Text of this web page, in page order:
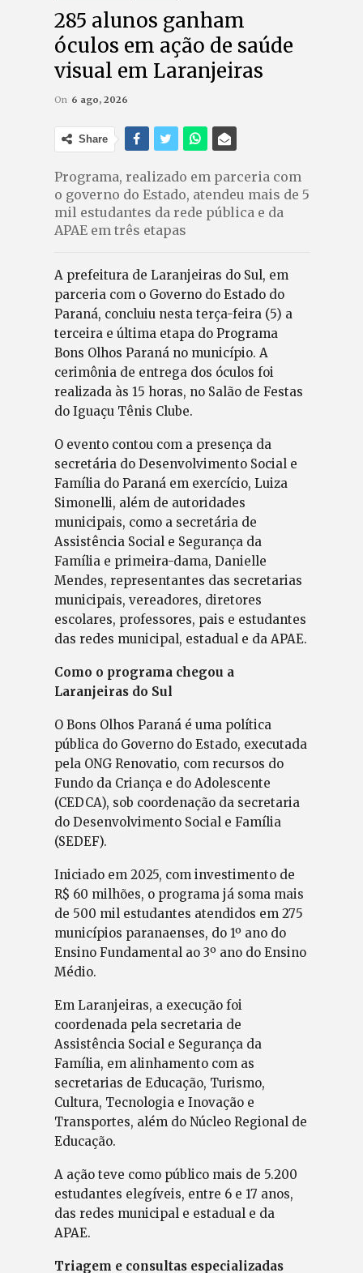
285 alunos ganham
óculos em ação de saúde
visual em Laranjeiras
On 6 ago, 2026
Share
Programa, realizado em parceria com
o governo do Estado, atendeu mais de 5
mil estudantes da rede pública e da
APAE em três etapas
A prefeitura de Laranjeiras do Sul, em
parceria com o Governo do Estado do
Paraná, concluiu nesta terça-feira (5) a
terceira e última etapa do Programa
Bons Olhos Paraná no município. A
cerimônia de entrega dos óculos foi
realizada às 15 horas, no Salão de Festas
do Iguaçu Tênis Clube.
O evento contou com a presença da
secretária do Desenvolvimento Social e
Família do Paraná em exercício, Luiza
Simonelli, além de autoridades
municipais, como a secretária de
Assistência Social e Segurança da
Família e primeira-dama, Danielle
Mendes, representantes das secretarias
municipais, vereadores, diretores
escolares, professores, pais e estudantes
das redes municipal, estadual e da APAE.
Como o programa chegou a
Laranjeiras do Sul
O Bons Olhos Paraná é uma política
pública do Governo do Estado, executada
pela ONG Renovatio, com recursos do
Fundo da Criança e do Adolescente
(CEDCA), sob coordenação da secretaria
do Desenvolvimento Social e Família
(SEDEF).
Iniciado em 2025, com investimento de
R$ 60 milhões, o programa já soma mais
de 500 mil estudantes atendidos em 275
municípios paranaenses, do 1º ano do
Ensino Fundamental ao 3º ano do Ensino
Médio.
Em Laranjeiras, a execução foi
coordenada pela secretaria de
Assistência Social e Segurança da
Família, em alinhamento com as
secretarias de Educação, Turismo,
Cultura, Tecnologia e Inovação e
Transportes, além do Núcleo Regional de
Educação.
A ação teve como público mais de 5.200
estudantes elegíveis, entre 6 e 17 anos,
das redes municipal e estadual e da
APAE.
Triagem e consultas especializadas